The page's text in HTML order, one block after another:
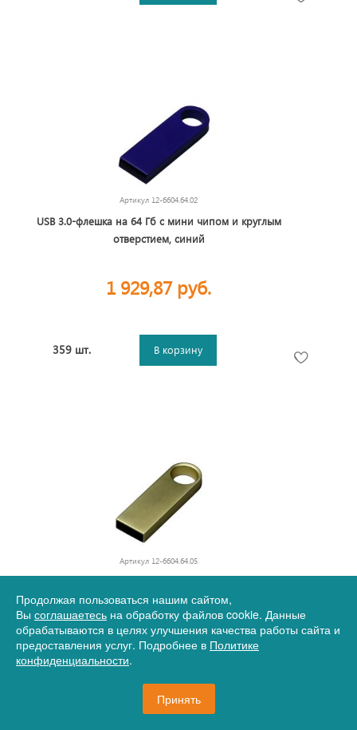
Артикул 12-6604.64.02
USB 3.0-флешка на 64 Гб с мини чипом и круглым
отверстием, синий
1 929,87 руб.
359 шт. В корзину
Артикул 12-6604.64.05
отверстием, золотистый
1 929,87 руб.
В корзину
Продолжая пользоваться нашим сайтом,
Вы соглашаетесь на обработку файлов cookie. Данные
обрабатываются в целях улучшения качества работы сайта и
предоставления услуг. Подробнее в Политике
конфиденциальности.
Принять